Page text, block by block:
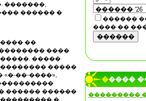
�������,
������ �
��
����
�����
��������� �����
��-����»,
������ ������
�
������
���� ��
������
�����
���������